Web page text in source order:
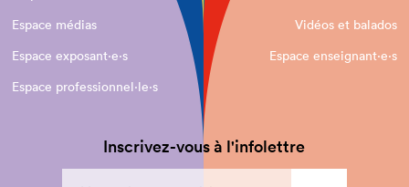
Espace médias
Vidéos et balados
Espace exposant·e⋅s
Espace enseignant·e⋅s
Espace professionnel·le⋅s
Inscrivez-vous à l'infolettre